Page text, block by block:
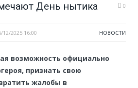
День нытика 0
12/2025 16:00 НОВОСТИ
возможность официально
признать свою
жалобы в